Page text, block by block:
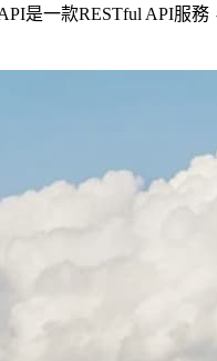
是一款RESTful API服